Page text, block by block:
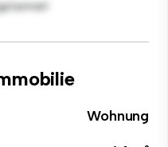
Wohnung